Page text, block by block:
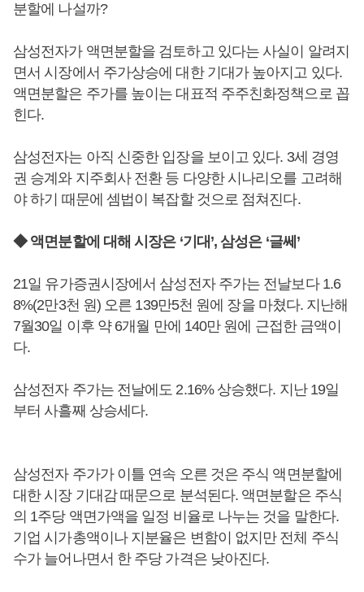
분할에 나설까?
삼성전자가 액면분할을 검토하고 있다는 사실이 알려지
면서 시장에서 주가상승에 대한 기대가 높아지고 있다.
액면분할은 주가를 높이는 대표적 주주친화정책으로 꼽
힌다.
삼성전자는 아직 신중한 입장을 보이고 있다. 3세 경영
권 승계와 지주회사 전환 등 다양한 시나리오를 고려해
야 하기 때문에 셈법이 복잡할 것으로 점쳐진다.
◆ 액면분할에 대해 시장은 ‘기대’, 삼성은 ‘글쎄’
21일 유가증권시장에서 삼성전자 주가는 전날보다 1.6
8%(2만3천 원) 오른 139만5천 원에 장을 마쳤다. 지난해
7월30일 이후 약 6개월 만에 140만 원에 근접한 금액이
다.
삼성전자 주가는 전날에도 2.16% 상승했다. 지난 19일
부터 사흘째 상승세다.
삼성전자 주가가 이틀 연속 오른 것은 주식 액면분할에
대한 시장 기대감 때문으로 분석된다. 액면분할은 주식
의 1주당 액면가액을 일정 비율로 나누는 것을 말한다.
기업 시가총액이나 지분율은 변함이 없지만 전체 주식
수가 늘어나면서 한 주당 가격은 낮아진다.